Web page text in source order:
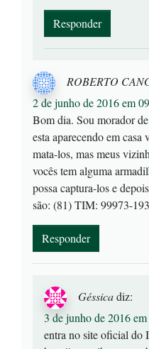
Responder
ROBERTO
2 de junho de 2016 em
Bom dia. Sou morador
esta aparecendo em
mata-los, mas meus
vocês tem alguma
possa captura-los e
são: (81) TIM: 99973-
Responder
Géssicadiz:
3 de junho de 2016
entra no site oficial